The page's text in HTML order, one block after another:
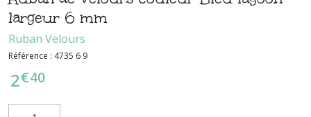
largeur 6 mm
Ruban Velours
Référence : 4735 6 9
2€40